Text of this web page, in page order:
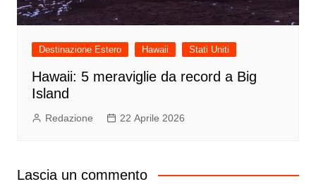
Destinazione Estero Hawaii Stati Uniti
Hawaii: 5 meraviglie da record a Big
Island
Redazione 22 Aprile 2026
Lascia un commento